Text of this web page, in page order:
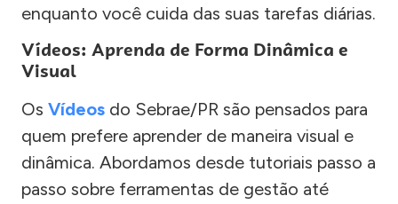
enquanto você cuida das suas tarefas diárias.
Vídeos: Aprenda de Forma Dinâmica e
Visual
Os Vídeos do Sebrae/PR são pensados para
quem prefere aprender de maneira visual e
dinâmica. Abordamos desde tutoriais passo a
passo sobre ferramentas de gestão até